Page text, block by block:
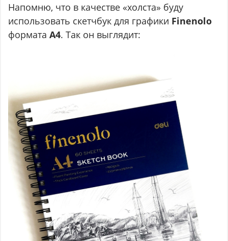
Напомню, что в качестве «холста» буду
использовать скетчбук для графики Finenolo
форматаA4. Так он выглядит: